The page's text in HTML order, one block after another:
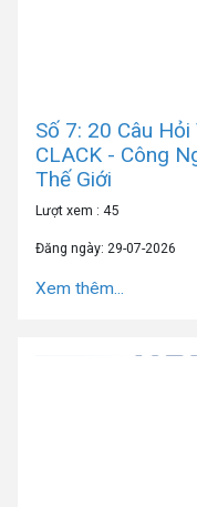
Số 7: 20 Câu
CLACK - Công
Thế Giới
Lượt xem : 45
Đăng ngày: 29-07-2026
Xem thêm...